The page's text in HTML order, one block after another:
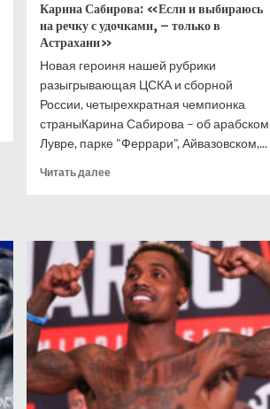
Карина Сабирова: «Если и выбираюсь
на речку с удочками, – только в
Астрахани»
Новая героиня нашей рубрики
разыгрывающая ЦСКА и сборной
России, четырехкратная чемпионка
страныКарина Сабирова – об арабском
Лувре, парке "Феррари", Айвазовском,...
Читать далееПрочитать
«Если
и
выбираюсь
на
речку
с
удочками,
только